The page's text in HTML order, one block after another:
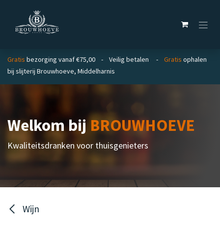
Gratis bezorging vanaf €75,00 - Veilig betalen - Gratis ophalen
bij slijterij Brouwhoeve, Middelharnis
Welkom bijBROUWHOEVE
Kwaliteitsdranken voor thuisgenieters
Wijn